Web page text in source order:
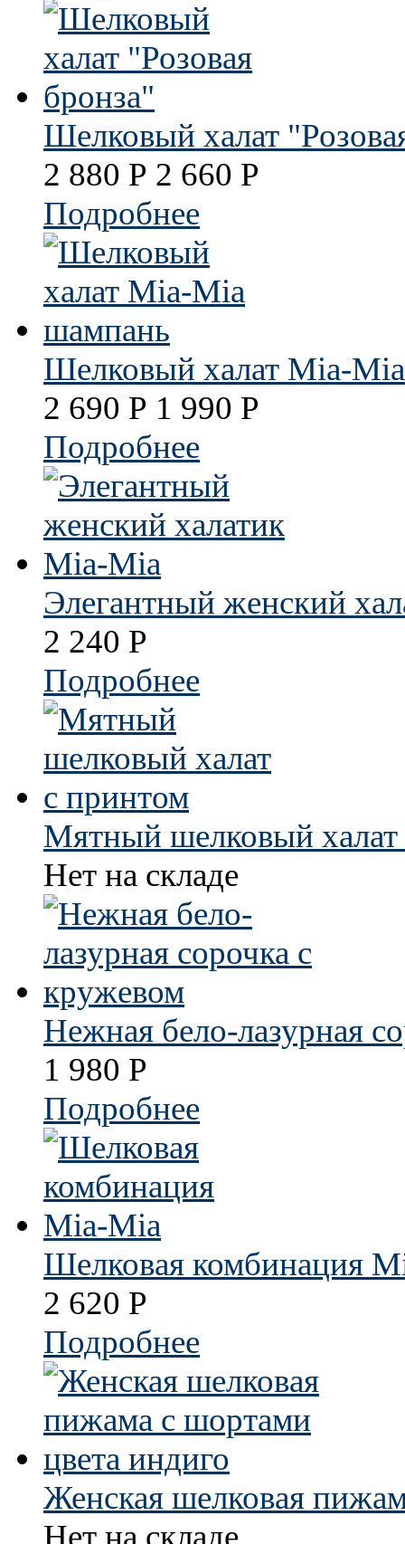
Шелковый халат
2 880 Р 2 660 Р
Подробнее
Шелковый халат Mia-
2 690 Р 1 990 Р
Подробнее
Элегантный женский
2 240 Р
Подробнее
Мятный шелковый
Нет на складе
Нежная бело-лазурная
1 980 Р
Подробнее
Шелковая комбинация
2 620 Р
Подробнее
Женская шелковая
Нет на складе